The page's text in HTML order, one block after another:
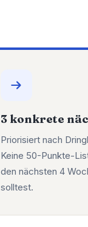
3 konkrete
Priorisiert nach
Keine 50-Punkte-
den nächsten 4
solltest.